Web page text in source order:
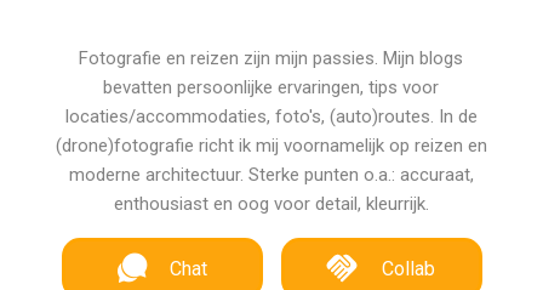
Fotografie en reizen zijn mijn passies. Mijn blogs
bevatten persoonlijke ervaringen, tips voor
locaties/accommodaties, foto's, (auto)routes. In de
(drone)fotografie richt ik mij voornamelijk op reizen en
moderne architectuur. Sterke punten o.a.: accuraat,
enthousiast en oog voor detail, kleurrijk.
Chat Collab